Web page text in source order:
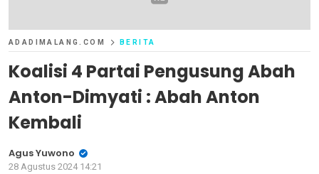
ADADIMALANG.COM BERITA
Koalisi 4 Partai Pengusung Abah
Anton-Dimyati : Abah Anton
Kembali
Agus Yuwono
28 Agustus 2024 14:21